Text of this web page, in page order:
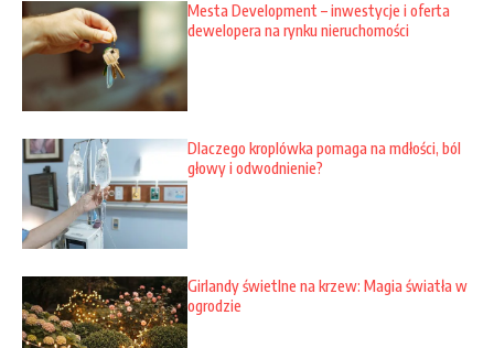
Mesta Development – inwestycje i oferta
dewelopera na rynku nieruchomości
Dlaczego kroplówka pomaga na mdłości, ból
głowy i odwodnienie?
Girlandy świetlne na krzew: Magia światła w
ogrodzie